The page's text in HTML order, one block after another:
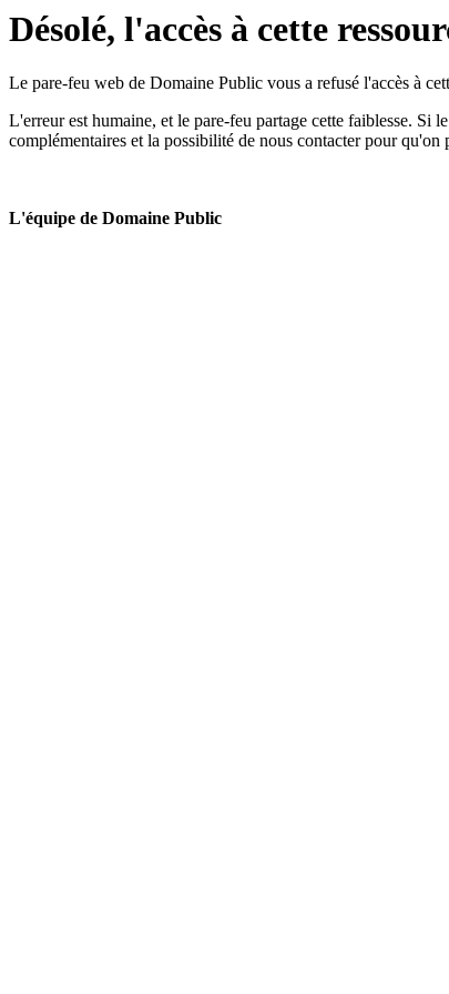
Désolé, l'accès à cette
Le pare-feu web de Domaine Public vous a refusé l'accès à
L'erreur est humaine, et le pare-feu partage cette faiblesse. Si
complémentaires et la possibilité de nous contacter pour qu'on
L'équipe de Domaine Public